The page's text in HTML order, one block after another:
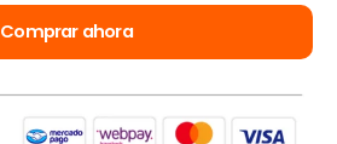
Comprar ahora